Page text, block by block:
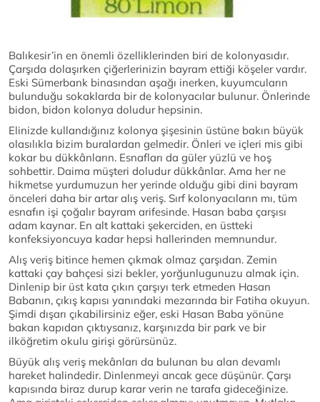
Balıkesir’in en önemli özelliklerinden biri de kolonyasıdır.
Çarşıda dolaşırken çiğerlerinizin bayram ettiği köşeler vardır.
Eski Sümerbank binasından aşağı inerken, kuyumcuların
bulunduğu sokaklarda bir de kolonyacılar bulunur. Önlerinde
bidon, bidon kolonya doludur hepsinin.
Elinizde kullandığınız kolonya şişesinin üstüne bakın büyük
olasılıkla bizim buralardan gelmedir. Önleri ve içleri mis gibi
kokar bu dükkânların. Esnafları da güler yüzlü ve hoş
sohbettir. Daima müşteri doludur dükkânlar. Ama her ne
hikmetse yurdumuzun her yerinde olduğu gibi dini bayram
önceleri daha bir artar alış veriş. Sırf kolonyacıların mı, tüm
esnafın işi çoğalır bayram arifesinde. Hasan baba çarşısı
adam kaynar. En alt kattaki şekerciden, en üstteki
konfeksiyoncuya kadar hepsi hallerinden memnundur.
Alış veriş bitince hemen çıkmak olmaz çarşıdan. Zemin
kattaki çay bahçesi sizi bekler, yorğunlugunuzu almak için.
Dinlenip bir üst kata çıkın çarşıyı terk etmeden Hasan
Babanın, çıkış kapısı yanındaki mezarında bir Fatiha okuyun.
Şimdi dışarı çıkabilirsiniz eğer, eski Hasan Baba yönüne
bakan kapıdan çıktıysanız, karşınızda bir park ve bir
ilköğretim okulu girişi görürsünüz.
Büyük alış veriş mekânları da bulunan bu alan devamlı
hareket halindedir. Dinlenmeyi ancak gece düşünür. Çarşı
kapısında biraz durup karar verin ne tarafa gideceğinize.